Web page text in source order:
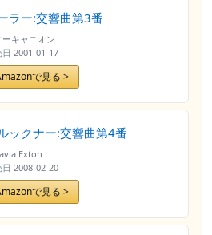
ラー:交響曲第3番
ーキャニオン
2001-01-17
で見る >
ックナー:交響曲第4番
Exton
2008-02-20
で見る >